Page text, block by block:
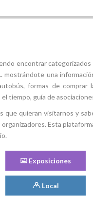
encontrar
una
formas de
tiempo, guía de
quieran visitarnos y
Esta
Exposiciones
Local